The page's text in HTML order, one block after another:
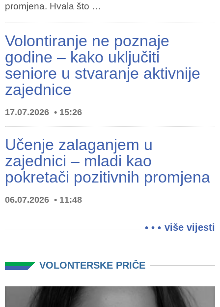
promjena. Hvala što …
Volontiranje ne poznaje
godine – kako uključiti
seniore u stvaranje aktivnije
zajednice
17.07.2026 15:26
Učenje zalaganjem u
zajednici – mladi kao
pokretači pozitivnih promjena
06.07.2026 11:48
više vijesti
VOLONTERSKE PRIČE